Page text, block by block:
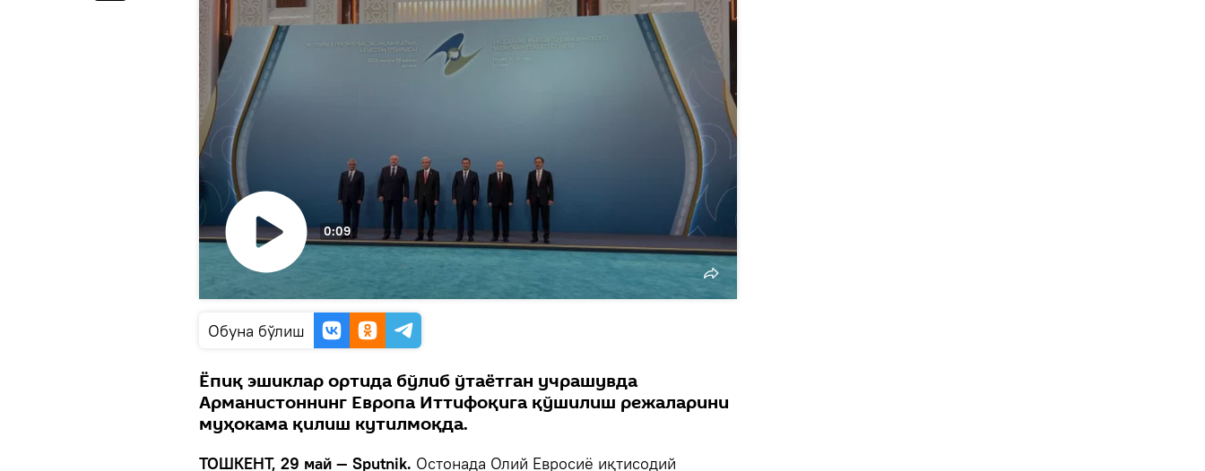
Видеони
0:09
Oбуна бўлиш
Ёпиқ эшиклар ортида бўлиб ўтаётган учрашувда
Арманистоннинг Европа Иттифоқига қўшилиш режаларини
муҳокама қилиш кутилмоқда.
ТОШКЕНТ, 29 май — Sputnik. Остонада Олий Евросиё иқтисодий